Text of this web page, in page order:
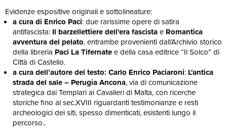
Evidenze espositive originali e sottolineature:
a cura di Enrico Paci: due rarissime opere di satira
antifascista: Il barzellettiere dell'era fascistae Romantica
avventura del pelato, entrambe provenienti dall’Archivio storico
della libreria Paci La Tifernatee della casa editrice “Il Solco” di
Città di Castello.
a cura dell’autore del testo: Carlo Enrico Paciaroni: L'antica
strada del sale – Perugia Ancona, via di comunicazione
strategica dai Templari ai Cavalieri di Malta, con ricerche
storiche fino al sec.XVIII riguardanti testimonianze e resti
archeologici dei siti, spesso dimenticati, esistenti lungo il
percorso..